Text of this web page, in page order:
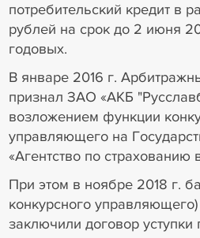
потребительский кредит в
рублей на срок до 2 июня
годовых.
В январе 2016 г.
признал ЗАО «АКБ
возложением функции
управляющего на
«Агентство по страхованию
При этом в ноябре 2018 г.
конкурсного
заключили договор уступки